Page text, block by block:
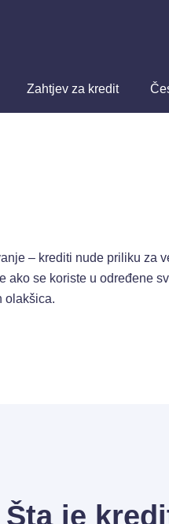
Zahtjev za kredit
– krediti nude priliku za
se koriste u određene
olakšica.
Šta je